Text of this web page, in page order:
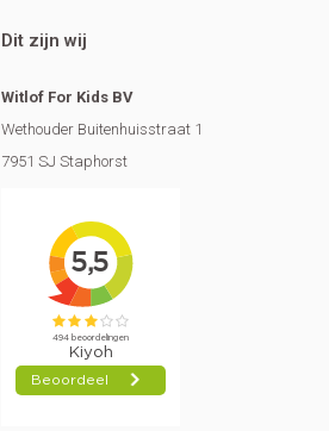
Dit zijn wij
Witlof For Kids BV
Wethouder Buitenhuisstraat 1
7951 SJ Staphorst